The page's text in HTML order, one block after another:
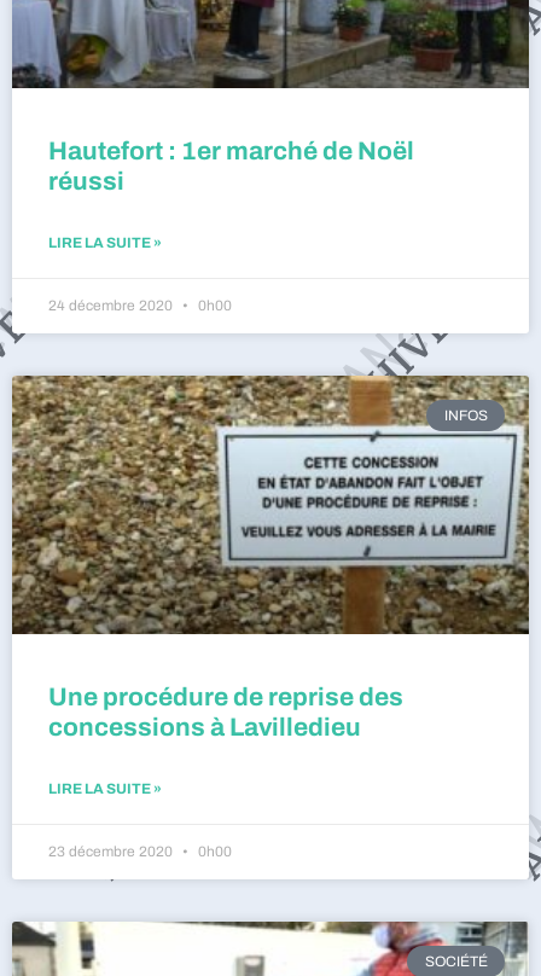
Hautefort : 1er marché de Noël
réussi
LIRE LA SUITE »
24 décembre 2020 0h00
INFOS
Une procédure de reprise des
concessions à Lavilledieu
LIRE LA SUITE »
23 décembre 2020 0h00
SOCIÉTÉ